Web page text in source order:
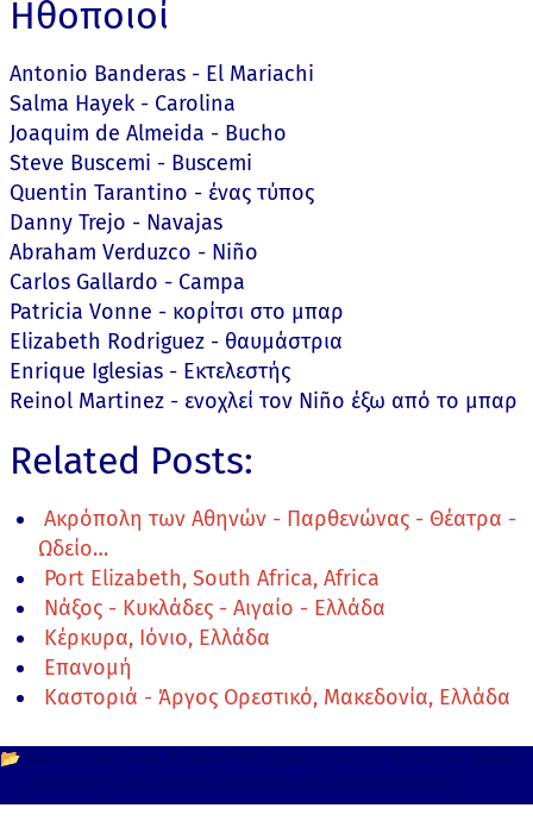
Ηθοποιοί
Antonio Banderas - El Mariachi
Salma Hayek - Carolina
Joaquim de Almeida - Bucho
Steve Buscemi - Buscemi
Quentin Tarantino - ένας τύπος
Danny Trejo - Navajas
Abraham Verduzco - Niño
Carlos Gallardo - Campa
Patricia Vonne - κορίτσι στο μπαρ
Elizabeth Rodriguez - θαυμάστρια
Enrique Iglesias - Εκτελεστής
Reinol Martinez - ενοχλεί τον Niño έξω από το μπαρ
Related Posts:
Ακρόπολη των Αθηνών - Παρθενώνας - Θέατρα -
Ωδείο…
Port Elizabeth, South Africa, Africa
Νάξος - Κυκλάδες - Αιγαίο - Ελλάδα
Κέρκυρα, Ιόνιο, Ελλάδα
Επανομή
Καστοριά - Άργος Ορεστικό, Μακεδονία, Ελλάδα
📂